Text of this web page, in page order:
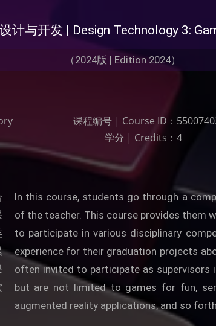
计与开发 | Design Technology 3:
（2024版 | Edition 2024）
课程编号 | Course ID：
学分 | Credits： 4
In this course, students go through a
of the teacher. This course provides them
to participate in various disciplinary
experience for their graduation projects
often invited to participate as
but are not limited to games for fun,
augmented reality applications, and so